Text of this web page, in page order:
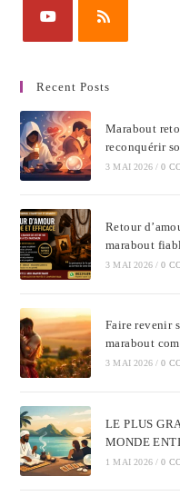
Recent Posts
Marabout
reconquérir
3 MAI 2026 / 0
Retour
marabout
3 MAI 2026 / 0
Faire revenir
marabout
3 MAI 2026 / 0
LE PLUS
MONDE
1 MAI 2026 / 0